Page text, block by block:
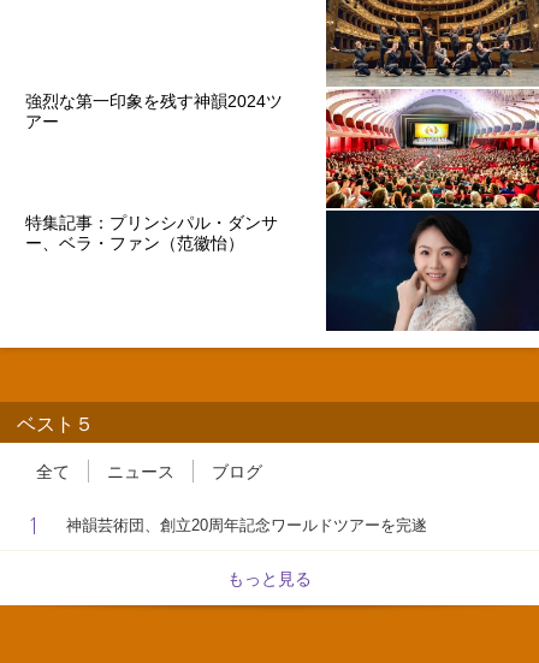
強烈な第一印象を残す神韻2024ツ
アー
特集記事：プリンシパル・ダンサ
ー、ベラ・ファン（范徽怡）
ベスト５
全て ニュース ブログ
1 神韻芸術団、創立20周年記念ワールドツアーを完遂
もっと見る